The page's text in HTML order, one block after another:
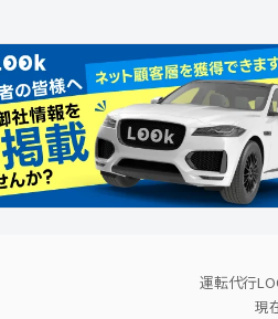
運転代行
現